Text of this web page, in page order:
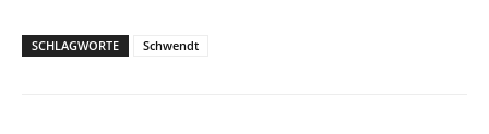
SCHLAGWORTE Schwendt